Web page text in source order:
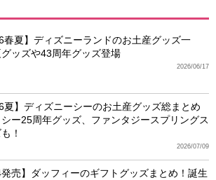
春夏】ディズニーランドのお土産グッズ一
ッズや43周年グッズ登場
2026/06/17
夏】ディズニーシーのお土産グッズ総まとめ
ー25周年グッズ、ファンタジースプリングス
！
2026/07/09
発売】ダッフィーのギフトグッズまとめ！誕生